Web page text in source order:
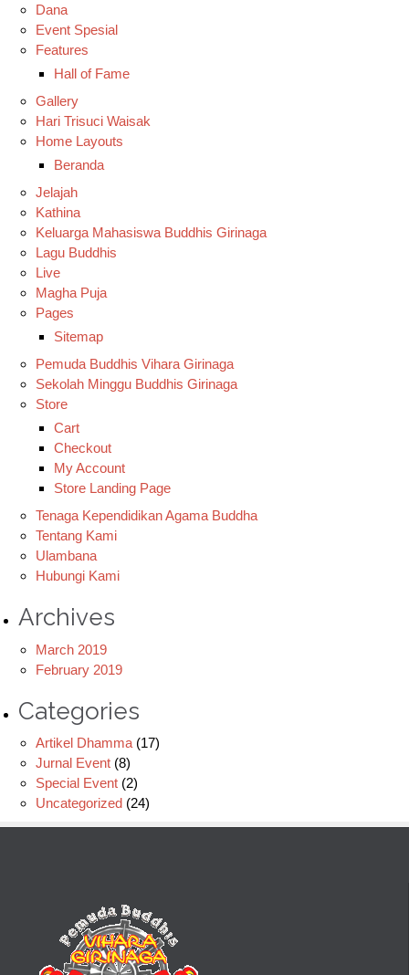
Dana
Event Spesial
Features
Hall of Fame
Gallery
Hari Trisuci Waisak
Home Layouts
Beranda
Jelajah
Kathina
Keluarga Mahasiswa Buddhis Girinaga
Lagu Buddhis
Live
Magha Puja
Pages
Sitemap
Pemuda Buddhis Vihara Girinaga
Sekolah Minggu Buddhis Girinaga
Store
Cart
Checkout
My Account
Store Landing Page
Tenaga Kependidikan Agama Buddha
Tentang Kami
Ulambana
Hubungi Kami
Archives
March 2019
February 2019
Categories
Artikel Dhamma (17)
Jurnal Event (8)
Special Event (2)
Uncategorized (24)